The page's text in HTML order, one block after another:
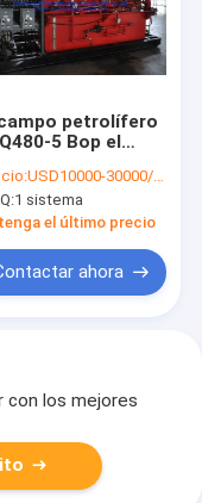
petrolífero
5 Bop el
Pressure del
bien
USD10000-30000/set
1 sistema
el último precio
ahora
con los mejores